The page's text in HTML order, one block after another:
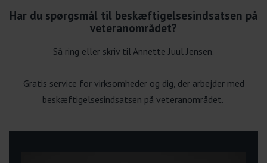
Har du spørgsmål til beskæftigelsesindsatsen på
veteranområdet?
Så ring eller skriv til Annette Juul Jensen.
Gratis service for virksomheder og dig, der arbejder med
beskæftigelsesindsatsen på veteranområdet.